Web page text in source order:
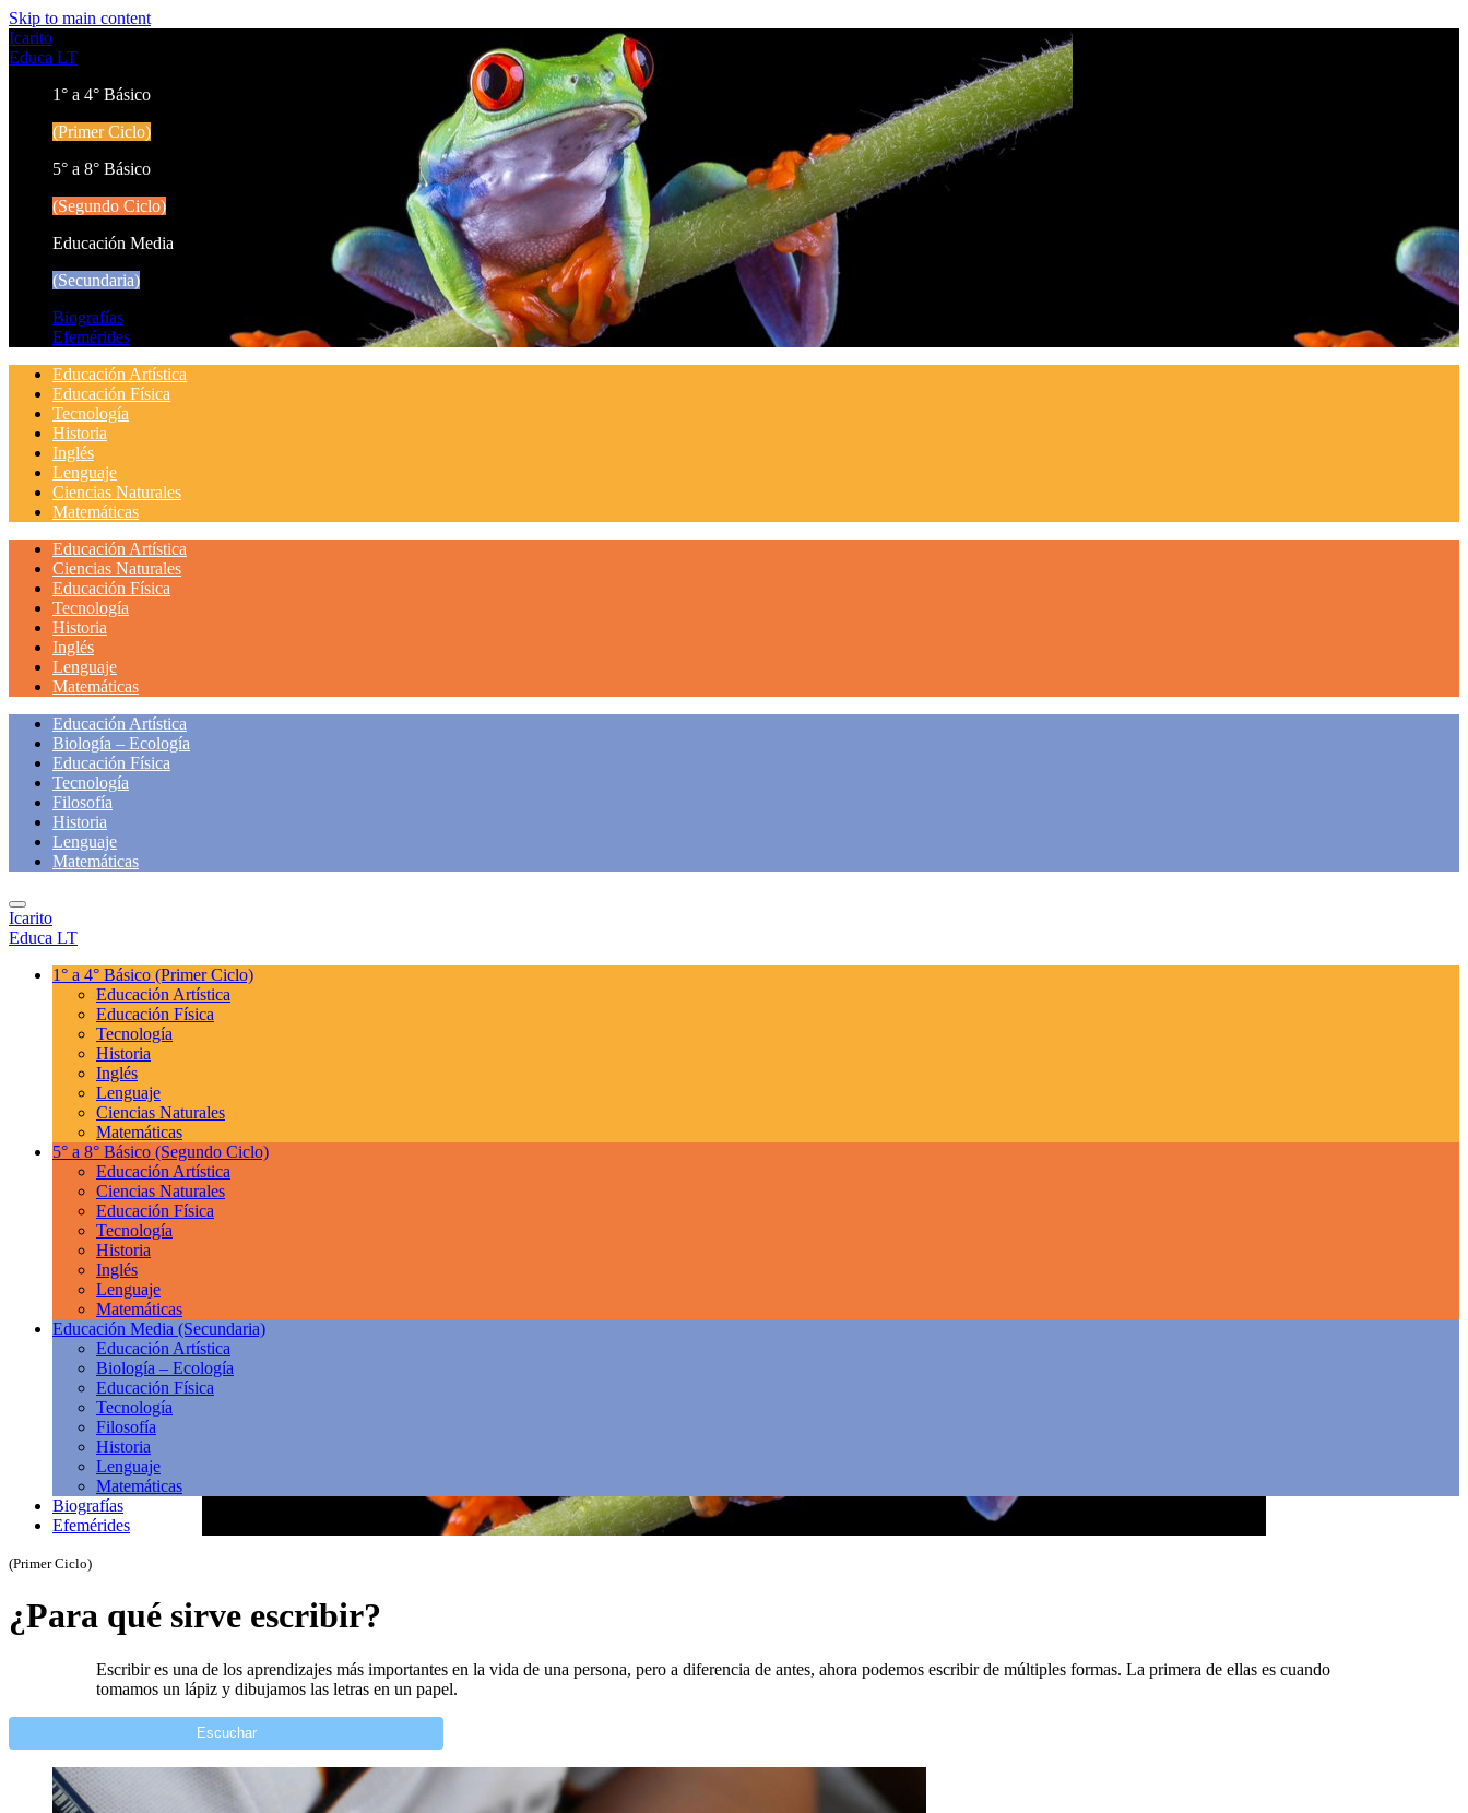
Skip to main content
Icarito
Educa LT
1° a 4° Básico
(Primer Ciclo)
5° a 8° Básico
(Segundo Ciclo)
Educación Media
(Secundaria)
Biografías
Efemérides
Educación Artística
Educación Física
Tecnología
Historia
Inglés
Lenguaje
Ciencias Naturales
Matemáticas
Educación Artística
Ciencias Naturales
Educación Física
Tecnología
Historia
Inglés
Lenguaje
Matemáticas
Educación Artística
Biología – Ecología
Educación Física
Tecnología
Filosofía
Historia
Lenguaje
Matemáticas
Icarito
Educa LT
1° a 4° Básico (Primer Ciclo)
Educación Artística
Educación Física
Tecnología
Historia
Inglés
Lenguaje
Ciencias Naturales
Matemáticas
5° a 8° Básico (Segundo Ciclo)
Educación Artística
Ciencias Naturales
Educación Física
Tecnología
Historia
Inglés
Lenguaje
Matemáticas
Educación Media (Secundaria)
Educación Artística
Biología – Ecología
Educación Física
Tecnología
Filosofía
Historia
Lenguaje
Matemáticas
Biografías
Efemérides
(Primer Ciclo)
¿Para qué sirve escribir?
Escribir es una de los aprendizajes más importantes en la vida de una persona, pero a diferencia de antes, ahora podemos escribir de múltiples formas. La primera de ellas es cuando
tomamos un lápiz y dibujamos las letras en un papel.
Escuchar